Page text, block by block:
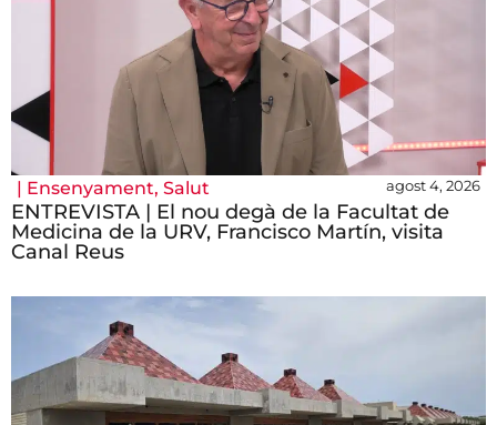
| Ensenyament, Salut agost 4, 2026
ENTREVISTA | El nou degà de la Facultat de
Medicina de la URV, Francisco Martín, visita
Canal Reus